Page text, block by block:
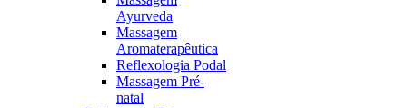
Ayurveda
Massagem
Aromaterapêutica
Reflexologia Podal
Massagem Pré-
natal